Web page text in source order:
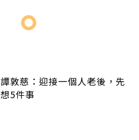
譚敦慈：迎接一個人老後，先
想5件事